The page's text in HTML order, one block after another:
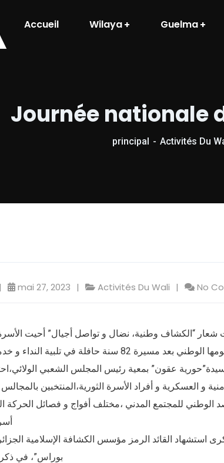
Accueil Wilaya Guelma
Journée nationale
principal Activités Du
mai 27, 2023 Activités Du Wali No
شعار “الكشاف وطنية، نضال و تواصل أجيال” أحيت
82 سنة حافلة في تلبية النداء و خدمة الوطن.
عقون” بمعية رئيس المجلس الشعبي
العسكرية و أفراد الأسرة الثورية،المنتخبين بالمجالس
الوطني للمجتمع المدني ،مختلف أفواج و فصائل الحركة
لـ 27 ماي من كل سنة ذكرى استشهاد القائد الرمز مؤسس الكشافة الإسلامية
بوراس”، في